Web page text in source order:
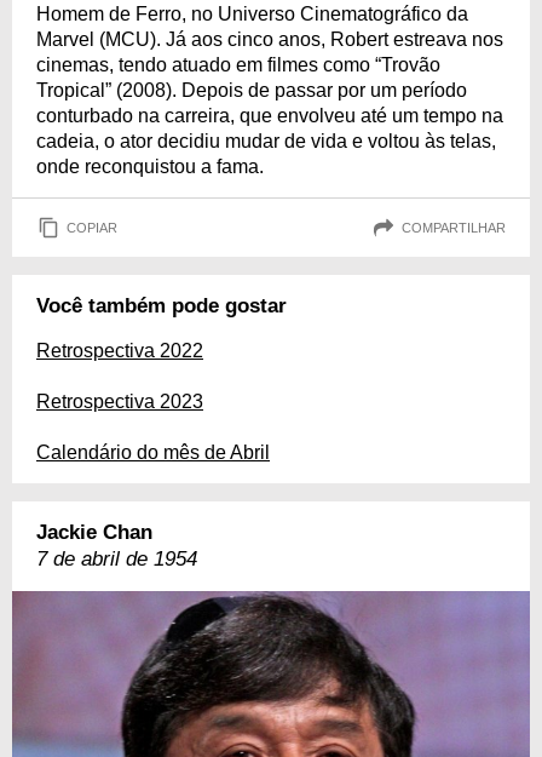
Homem de Ferro, no Universo Cinematográfico da
Marvel (MCU). Já aos cinco anos, Robert estreava nos
cinemas, tendo atuado em filmes como “Trovão
Tropical” (2008). Depois de passar por um período
conturbado na carreira, que envolveu até um tempo na
cadeia, o ator decidiu mudar de vida e voltou às telas,
onde reconquistou a fama.
COPIAR COMPARTILHAR
Você também pode gostar
Retrospectiva 2022
Retrospectiva 2023
Calendário do mês de Abril
Jackie Chan
7 de abril de 1954